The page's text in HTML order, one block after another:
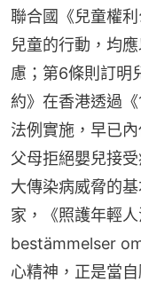
聯合國《兒童權
兒童的行動，均
慮；第6條則訂明
約》在香港透過
法例實施，早已
父母拒絕嬰兒接
大傳染病威脅的
家，《照護年輕
bestämmelser
心精神，正是當